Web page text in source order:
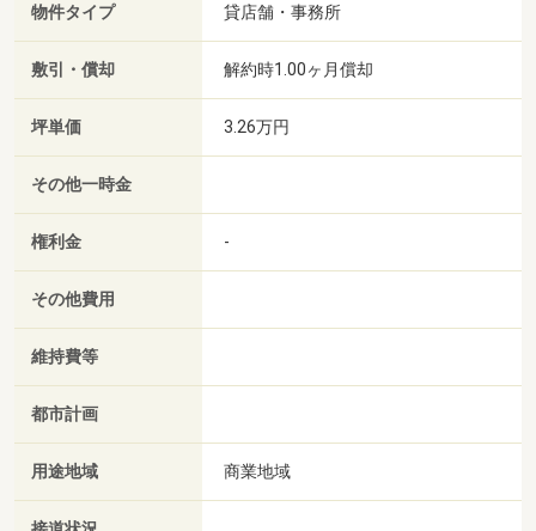
物件タイプ 貸店舗・事務所
敷引・償却 解約時1.00ヶ月償却
坪単価 3.26万円
その他一時金
権利金 -
その他費用
維持費等
都市計画
用途地域 商業地域